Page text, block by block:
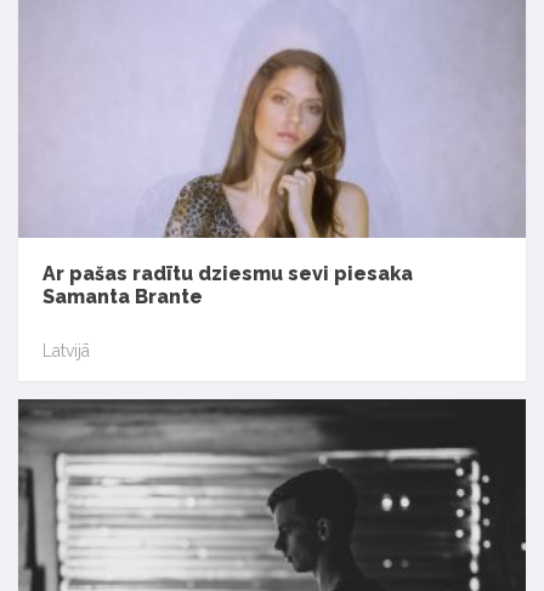
Ar pašas radītu dziesmu sevi piesaka
Samanta Brante
Latvijā